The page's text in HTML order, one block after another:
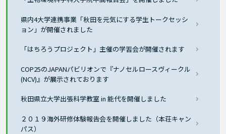
県内4大学連携事業「秋田を元気にする学生トークセッシ
ョン」が開催されました
「はちろうプロジェクト」主催の学習会が開催されます
COP25のJAPANパビリオンで『ナノセルロースヴィークル
(NCV)』が展示されております
秋田県立大学出張科学教室 in 能代を開催しました
２０１９海外研修体験報告会を開催しました（本荘キャン
パス）